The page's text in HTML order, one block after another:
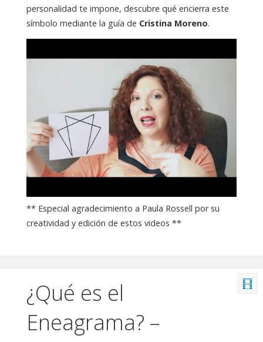
personalidad te impone, descubre qué encierra este
símbolo mediante la guía de Cristina Moreno.
** Especial agradecimiento a Paula Rossell por su
creatividad y edición de estos videos **
¿Qué es el
Eneagrama? –